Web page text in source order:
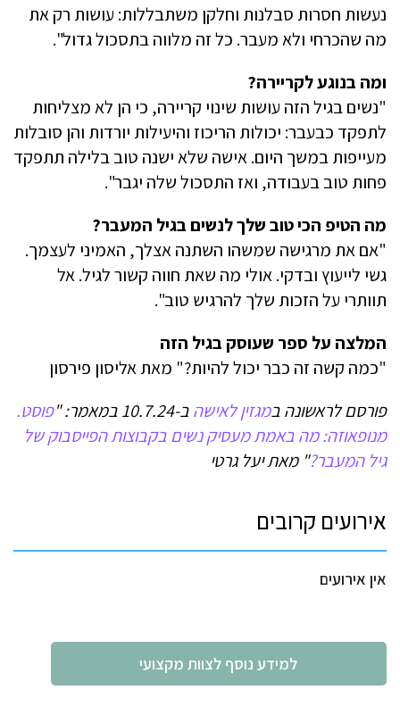
נעשות חסרות סבלנות וחלקן משתבללות: עושות רק את
מה שהכרחי ולא מעבר. כל זה מלווה בתסכול גדול".
ומה בנוגע לקריירה?
"נשים בגיל הזה עושות שינוי קריירה, כי הן לא מצליחות
לתפקד כבעבר: יכולות הריכוז והיעילות יורדות והן סובלות
מעייפות במשך היום. אישה שלא ישנה טוב בלילה תתפקד
פחות טוב בעבודה, ואז התסכול שלה יגבר".
מה הטיפ הכי טוב שלך לנשים בגיל המעבר?
"אם את מרגישה שמשהו השתנה אצלך, האמיני לעצמך.
גשי לייעוץ ובדקי. אולי מה שאת חווה קשור לגיל. אל
תוותרי על הזכות שלך להרגיש טוב".
המלצה על ספר שעוסק בגיל הזה
"כמה קשה זה כבר יכול להיות?" מאת אליסון פירסון
פורסם לראשונה במגזין לאישהב-10.7.24 במאמר: "
פוסט.
מנופאוזה: מה באמת מעסיק נשים בקבוצות הפייסבוק של
גיל המעבר?" מאת יעל גרטי
אירועים קרובים
אין אירועים
למידע נוסף לצוות מקצועי